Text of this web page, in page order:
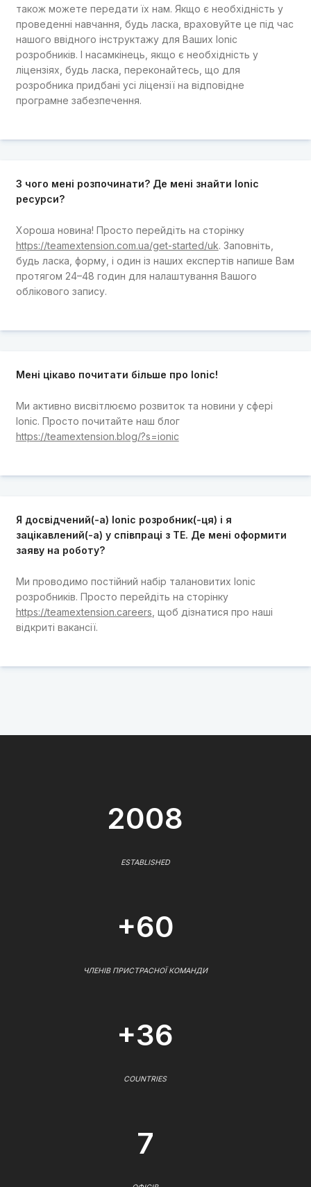
також можете передати їх нам. Якщо є необхідність у
проведенні навчання, будь ласка, враховуйте це під час
нашого ввідного інструктажу для Ваших Ionic
розробників. І насамкінець, якщо є необхідність у
ліцензіях, будь ласка, переконайтесь, що для
розробника придбані усі ліцензії на відповідне
програмне забезпечення.
З чого мені розпочинати? Де мені знайти Ionic
ресурси?
Хороша новина! Просто перейдіть на сторінку
https://teamextension.com.ua/get-started/uk. Заповніть,
будь ласка, форму, і один із наших експертів напише Вам
протягом 24–48 годин для налаштування Вашого
облікового запису.
Мені цікаво почитати більше про Ionic!
Ми активно висвітлюємо розвиток та новини у сфері
Ionic. Просто почитайте наш блог
https://teamextension.blog/?s=ionic
Я досвідчений(-а) Ionic розробник(-ця) і я
зацікавлений(-а) у співпраці з TE. Де мені оформити
заяву на роботу?
Ми проводимо постійний набір талановитих Ionic
розробників. Просто перейдіть на сторінку
https://teamextension.careers , щоб дізнатися про наші
відкриті вакансії.
2008
ESTABLISHED
+60
ЧЛЕНІВ ПРИСТРАСНОЇ КОМАНДИ
+36
COUNTRIES
7